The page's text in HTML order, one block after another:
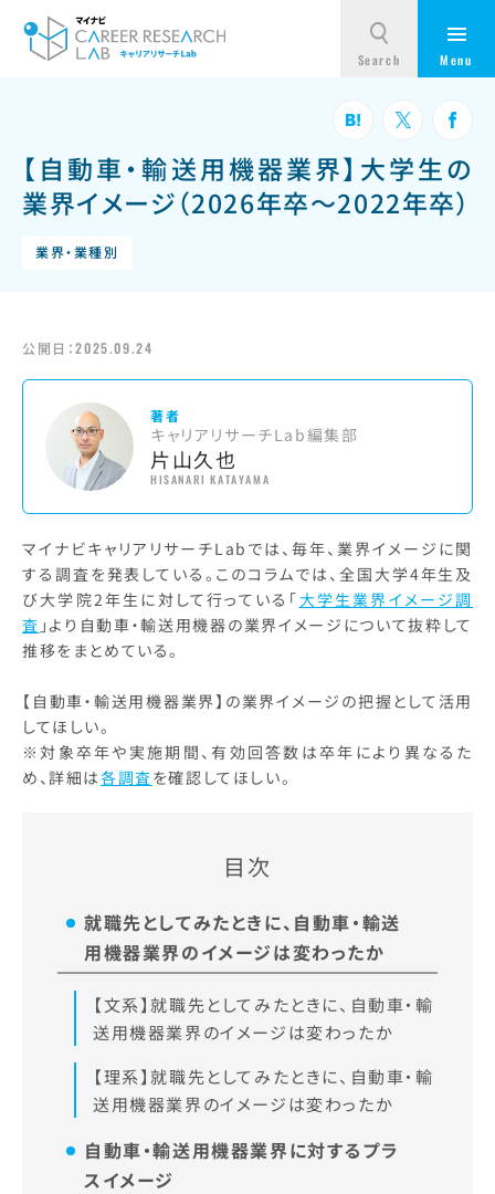
【自動車・輸送用機器業界】大学生の
業界イメージ（2026年卒～2022年卒）
業界・業種別
公開日：2025.09.24
著者
キャリアリサーチLab編集部
片山久也
HISANARI KATAYAMA
マイナビキャリアリサーチLabでは、毎年、業界イメージに関
する調査を発表している。このコラムでは、全国大学4年生及
び大学院2年生に対して行っている「 大学生業界イメージ調
査 」より自動車・輸送用機器の業界イメージについて抜粋して
推移をまとめている。
【自動車・輸送用機器業界】の業界イメージの把握として活用
してほしい。
※対象卒年や実施期間、有効回答数は卒年により異なるた
め、詳細は各調査を確認してほしい。
目次
就職先としてみたときに、自動車・輸送
用機器業界のイメージは変わったか
【文系】就職先としてみたときに、自動車・輸
送用機器業界のイメージは変わったか
【理系】就職先としてみたときに、自動車・輸
送用機器業界のイメージは変わったか
自動車・輸送用機器業界に対するプラ
スイメージ